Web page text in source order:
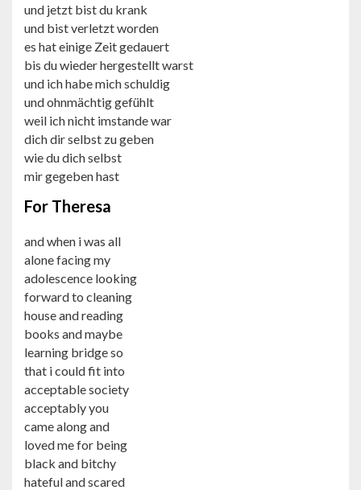
und jetzt bist du krank
und bist verletzt worden
es hat einige Zeit gedauert
bis du wieder hergestellt warst
und ich habe mich schuldig
und ohnmächtig gefühlt
weil ich nicht imstande war
dich dir selbst zu geben
wie du dich selbst
mir gegeben hast
For Theresa
and when i was all
alone facing my
adolescence looking
forward to cleaning
house and reading
books and maybe
learning bridge so
that i could fit into
acceptable society
acceptably you
came along and
loved me for being
black and bitchy
hateful and scared